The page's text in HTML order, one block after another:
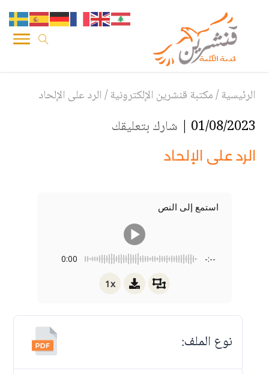
الرئيسية/مكتبة قنشرين الإلكترونية/الرد على الإلحاد
01/08/2023 | شارك بتعليقك
الرد على الإلحاد
استمع إلى النص
0:00 -:--
1x
نوع الملف: